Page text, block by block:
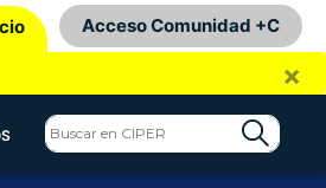
Acceso Comunidad +C
×